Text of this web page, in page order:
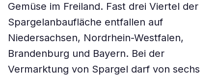
Gemüse im Freiland. Fast drei Viertel der
Spargelanbaufläche entfallen auf
Niedersachsen, Nordrhein-Westfalen,
Brandenburg und Bayern. Bei der
Vermarktung von Spargel darf von sechs